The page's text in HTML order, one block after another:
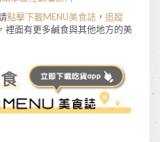
點擊下載MENU美食誌 ， 追蹤
，裡面有更多鹹食與其他地方的美